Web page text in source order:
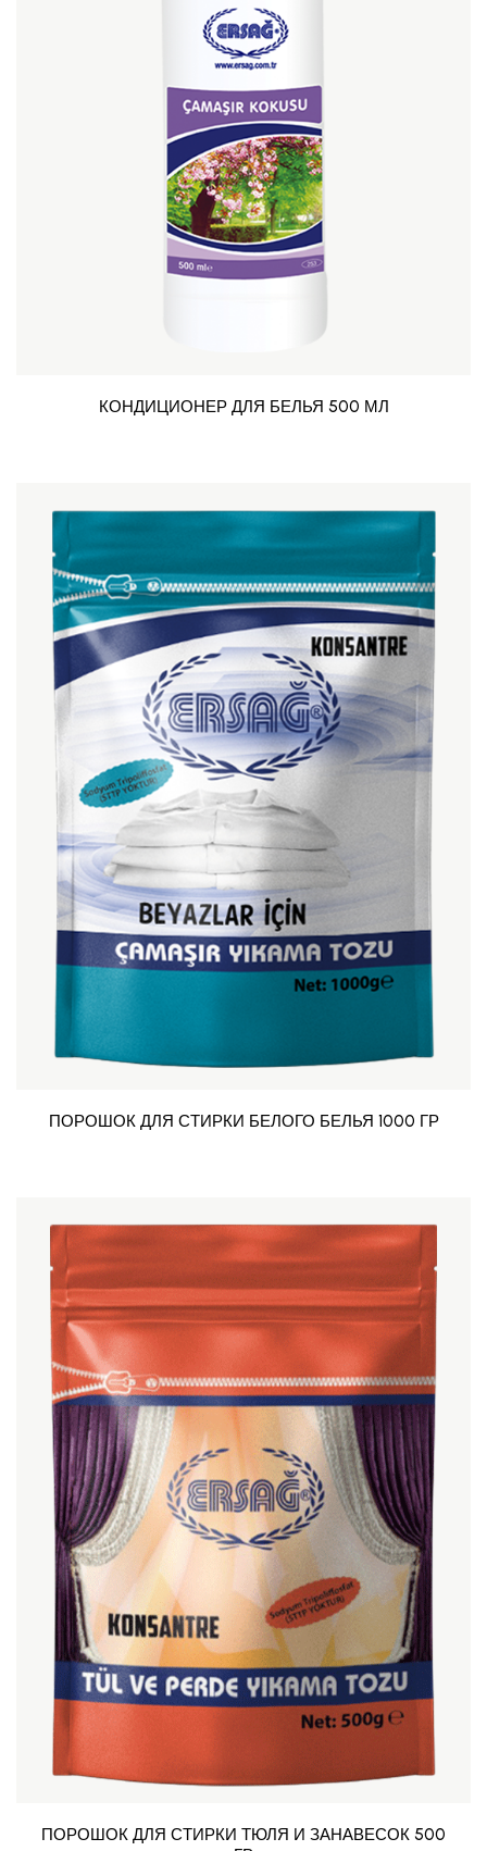
КОНДИЦИОНЕР ДЛЯ БЕЛЬЯ 500 МЛ
ПОРОШОК ДЛЯ СТИРКИ БЕЛОГО БЕЛЬЯ 1000 ГР
ПОРОШОК ДЛЯ СТИРКИ ТЮЛЯ И ЗАНАВЕСОК 500